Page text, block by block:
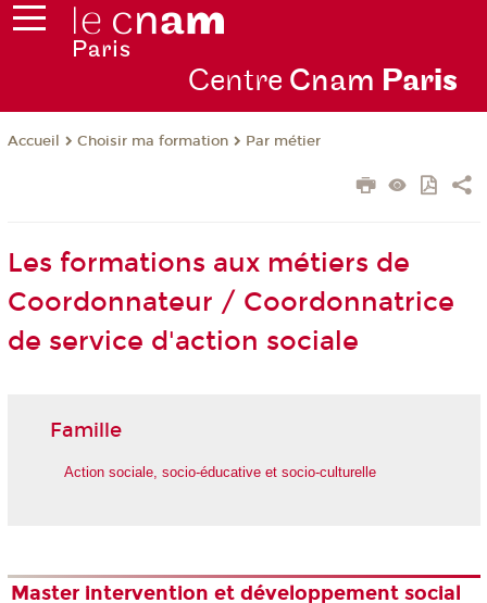
Centre Cnam Paris
Accueil Choisir ma formation Par métier
Les formations aux métiers de
Coordonnateur / Coordonnatrice
de service d'action sociale
Famille
Action sociale, socio-éducative et socio-culturelle
Master intervention et développement social